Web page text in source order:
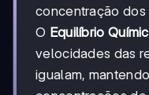
concentração dos
O Equilíbrio
velocidades das
igualam,